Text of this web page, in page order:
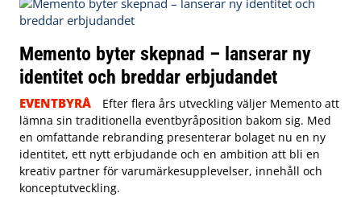
Memento byter skepnad – lanserar ny
identitet och breddar erbjudandet
EVENTBYRÅ
Efter flera års utveckling väljer Memento att
lämna sin traditionella eventbyråposition bakom sig. Med
en omfattande rebranding presenterar bolaget nu en ny
identitet, ett nytt erbjudande och en ambition att bli en
kreativ partner för varumärkesupplevelser, innehåll och
konceptutveckling.